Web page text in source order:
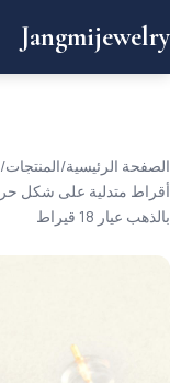
Jangmijewelry
الصفحة الرئيسية/المنتجات/
بالذهب عيار 18 قيراط